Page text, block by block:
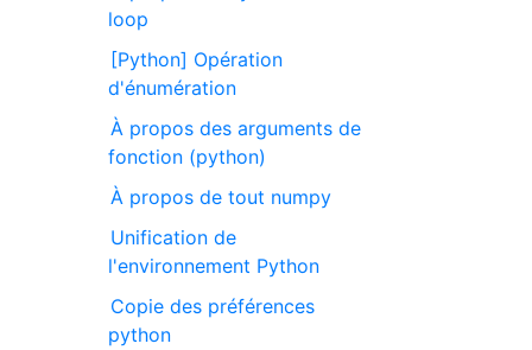
loop
[Python] Opération
d'énumération
À propos des arguments de
fonction (python)
À propos de tout numpy
Unification de
l'environnement Python
Copie des préférences
python